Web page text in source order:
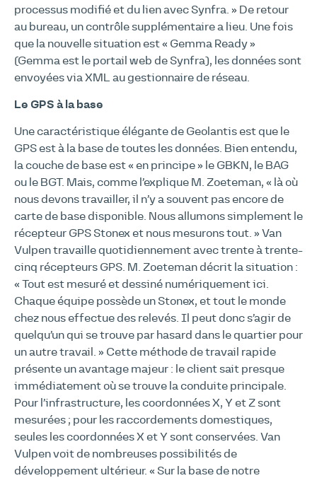
processus modifié et du lien avec Synfra. » De retour
au bureau, un contrôle supplémentaire a lieu. Une fois
que la nouvelle situation est « Gemma Ready »
(Gemma est le portail web de Synfra), les données sont
envoyées via XML au gestionnaire de réseau.
Le GPS à la base
Une caractéristique élégante de Geolantis est que le
GPS est à la base de toutes les données. Bien entendu,
la couche de base est « en principe » le GBKN, le BAG
ou le BGT. Mais, comme l’explique M. Zoeteman, « là où
nous devons travailler, il n’y a souvent pas encore de
carte de base disponible. Nous allumons simplement le
récepteur GPS Stonex et nous mesurons tout. » Van
Vulpen travaille quotidiennement avec trente à trente-
cinq récepteurs GPS. M. Zoeteman décrit la situation :
« Tout est mesuré et dessiné numériquement ici.
Chaque équipe possède un Stonex, et tout le monde
chez nous effectue des relevés. Il peut donc s’agir de
quelqu’un qui se trouve par hasard dans le quartier pour
un autre travail. » Cette méthode de travail rapide
présente un avantage majeur : le client sait presque
immédiatement où se trouve la conduite principale.
Pour l’infrastructure, les coordonnées X, Y et Z sont
mesurées ; pour les raccordements domestiques,
seules les coordonnées X et Y sont conservées. Van
Vulpen voit de nombreuses possibilités de
développement ultérieur. « Sur la base de notre